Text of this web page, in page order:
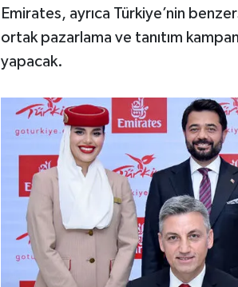
Emirates, ayrıca Türkiye’nin
ortak pazarlama ve tanıtım
yapacak.